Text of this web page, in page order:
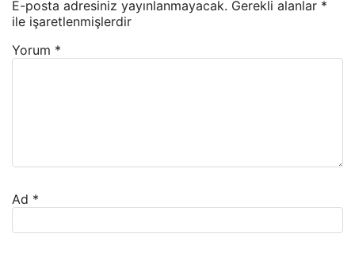
E-posta adresiniz yayınlanmayacak. Gerekli alanlar *
ile işaretlenmişlerdir
Yorum *
Ad *